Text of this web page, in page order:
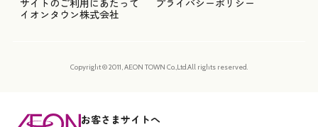
イオンタウン株式会社
Copyright © 2011, AEON TOWN Co.,Ltd.All rights reserved.
お客さまサイトへ